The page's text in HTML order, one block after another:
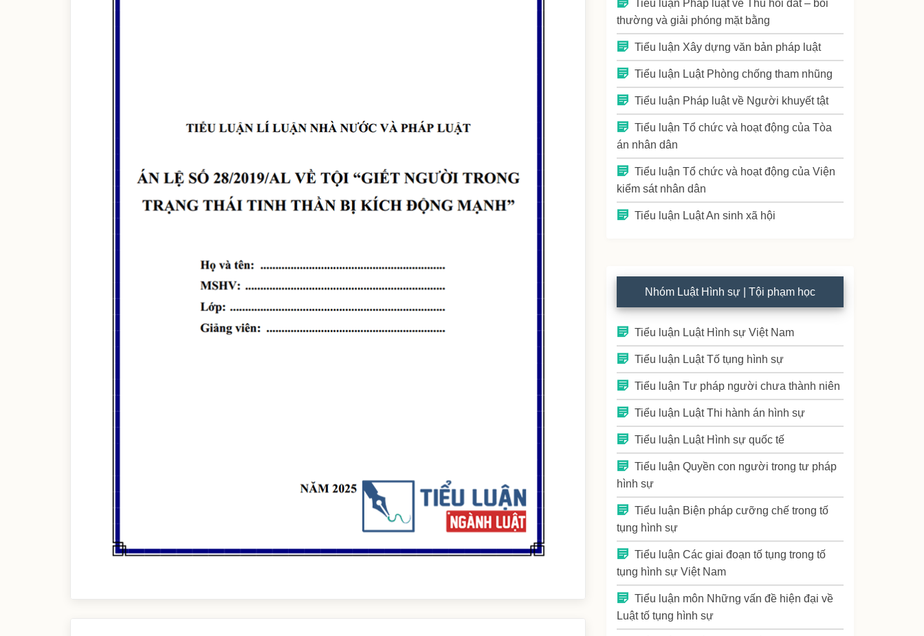
Tiểu luận Pháp luật về Thu hồi đất – bồi
thường và giải phóng mặt bằng
Tiểu luận Xây dựng văn bản pháp luật
Tiểu luận Luật Phòng chống tham nhũng
Tiểu luận Pháp luật về Người khuyết tật
Tiểu luận Tổ chức và hoạt động của Tòa
án nhân dân
Tiểu luận Tổ chức và hoạt động của Viện
kiểm sát nhân dân
Tiểu luận Luật An sinh xã hội
Nhóm Luật Hình sự | Tội phạm học
Tiểu luận Luật Hình sự Việt Nam
Tiểu luận Luật Tố tụng hình sự
Tiểu luận Tư pháp người chưa thành niên
Tiểu luận Luật Thi hành án hình sự
Tiểu luận Luật Hình sự quốc tế
Tiểu luận Quyền con người trong tư pháp
hình sự
Tiểu luận Biện pháp cưỡng chế trong tố
tụng hình sự
Tiểu luận Các giai đoạn tố tụng trong tố
tụng hình sự Việt Nam
Tiểu luận môn Những vấn đề hiện đại về
Luật tố tụng hình sự